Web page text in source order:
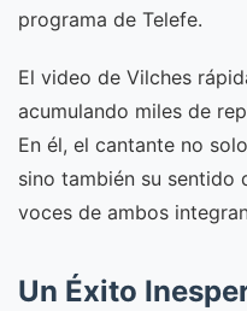
programa de Telefe.
El video de Vilches
acumulando miles de
En él, el cantante no
sino también su sentido
voces de ambos
Un Éxito